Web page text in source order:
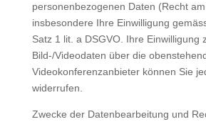
personenbezogenen Daten (Recht
insbesondere Ihre Einwilligung
Satz 1 lit. a DSGVO. Ihre Einwilligung
Bild-/Videodaten über die
Videokonferenzanbieter können Sie
widerrufen.
Zwecke der Datenbearbeitung und